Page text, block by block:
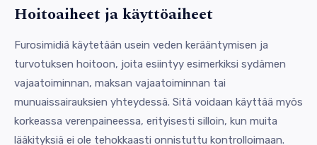
Hoitoaiheet ja käyttöaiheet
Furosimidiä käytetään usein veden kerääntymisen ja
turvotuksen hoitoon, joita esiintyy esimerkiksi sydämen
vajaatoiminnan, maksan vajaatoiminnan tai
munuaissairauksien yhteydessä. Sitä voidaan käyttää myös
korkeassa verenpaineessa, erityisesti silloin, kun muita
lääkityksiä ei ole tehokkaasti onnistuttu kontrolloimaan.